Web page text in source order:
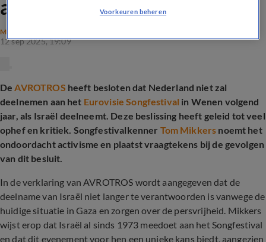
activisme’
MAATSCHAPPIJ
12 sep 2025, 19:09
DeAVROTROS heeft besloten dat Nederland niet zal
deelnemen aan het Eurovisie Songfestival in Wenen volgend
jaar, als Israël deelneemt. Deze beslissing heeft geleid tot veel
ophef en kritiek. Songfestivalkenner Tom Mikkers noemt het
ondoordacht activisme en plaatst vraagtekens bij de gevolgen
van dit besluit.
In de verklaring van AVROTROS wordt aangegeven dat de
deelname van Israël niet langer te verantwoorden is vanwege de
huidige situatie in Gaza en zorgen over de persvrijheid. Mikkers
wijst erop dat Israël al sinds 1973 meedoet aan het Songfestival
en dat dit evenement voor hen een unieke kans biedt, aangezien
Voorkeuren beheren